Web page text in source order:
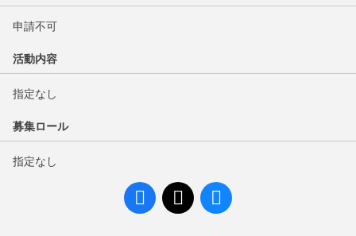
申請不可
活動内容
指定なし
募集ロール
指定なし